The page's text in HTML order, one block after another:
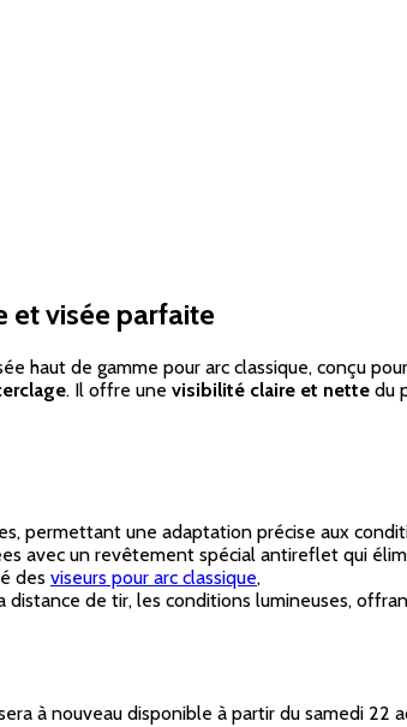
et visée parfaite
haut de gamme pour arc classique, conçu
. Il offre une visibilité claire et nette du
permettant une adaptation précise aux
avec un revêtement spécial antireflet qui
des viseurs pour arc classique,
de tir, les conditions lumineuses,
à nouveau disponible à partir du samedi 22